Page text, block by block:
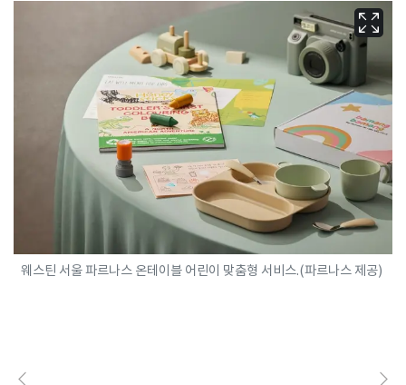
웨스틴 서울 파르나스 온테이블 어린이 맞춤형 서비스.(파르나스 제공)